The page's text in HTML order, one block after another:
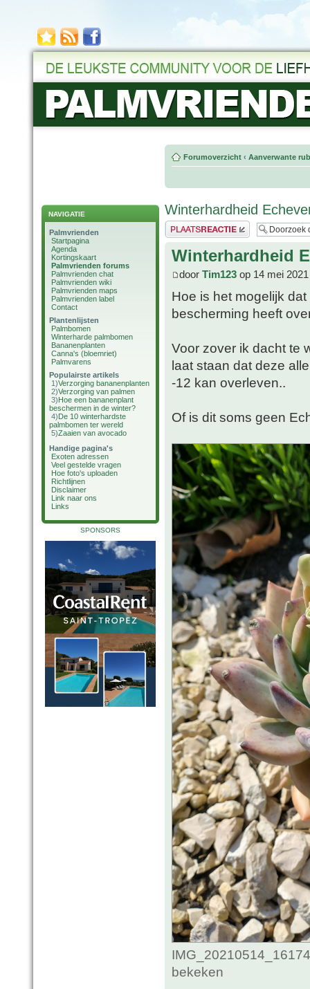
NAVIGATIE
Palmvrienden
Startpagina
Agenda
Kortingskaart
Palmvrienden forums
Palmvrienden chat
Palmvrienden wiki
Palmvrienden maps
Palmvrienden label
Contact
Plantenlijsten
Palmbomen
Winterharde palmbomen
Bananenplanten
Canna's (bloemriet)
Palmvarens
Populairste artikels
1)Verzorging bananenplanten
2)Verzorging van palmen
3)Hoe een bananenplant
beschermen in de winter?
4)De 10 winterhardste
palmbomen ter wereld
5)Zaaien van avocado
Handige pagina's
Exoten adressen
Veel gestelde vragen
Hoe foto's uploaden
Richtlijnen
Disclaimer
Link naar ons
Links
SPONSORS
Forumoverzicht ‹ Aanverwante
Winterhardheid
Plaats een reactie
Winterhardheid
door Tim123 op 14 mei
Hoe is het mogelijk
bescherming heeft
Voor zover ik dacht te
laat staan dat deze
-12 kan overleven..
Of is dit soms geen
bekeken